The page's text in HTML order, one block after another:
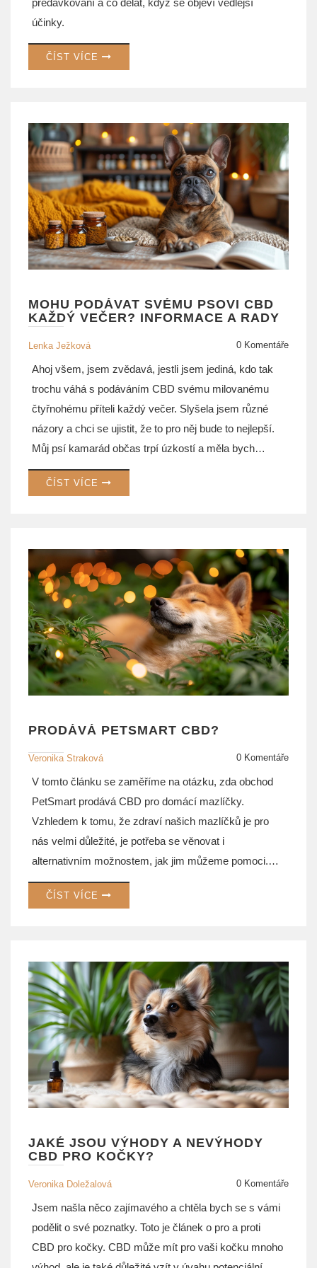
předávkování a co dělat, když se objeví vedlejší
účinky.
ČÍST VÍCE
MOHU PODÁVAT SVÉMU PSOVI CBD
KAŽDÝ VEČER? INFORMACE A RADY
Lenka Ježková 0 Komentáře
Ahoj všem, jsem zvědavá, jestli jsem jediná, kdo tak
trochu váhá s podáváním CBD svému milovanému
čtyřnohému příteli každý večer. Slyšela jsem různé
názory a chci se ujistit, že to pro něj bude to nejlepší.
Můj psí kamarád občas trpí úzkostí a měla bych
radost, kdyby mu CBD pomohlo lépe usínat. Prý CBD
podporuje celkovou pohodu, ale je důležité znát
a osobních zkušeností, které vám mohou pomoci se
rozhodnout, jestli je denní podávání CBD vašemu
psímu kamarádovi ta správná cesta.
ČÍST VÍCE
PRODÁVÁ PETSMART CBD?
Veronika Straková 0 Komentáře
V tomto článku se zaměříme na otázku, zda obchod
PetSmart prodává CBD pro domácí mazlíčky.
Vzhledem k tomu, že zdraví našich mazlíčků je pro
nás velmi důležité, je potřeba se věnovat i
alternativním možnostem, jak jim můžeme pomoci.
CBD je jednou z nich. Pokud hledáte odpověď na
otázku, zda je možné koupit CBD pro vašeho
ČÍST VÍCE
JAKÉ JSOU VÝHODY A NEVÝHODY
CBD PRO KOČKY?
Veronika Doležalová 0 Komentáře
Jsem našla něco zajímavého a chtěla bych se s vámi
podělit o své poznatky. Toto je článek o pro a proti
CBD pro kočky. CBD může mít pro vaši kočku mnoho